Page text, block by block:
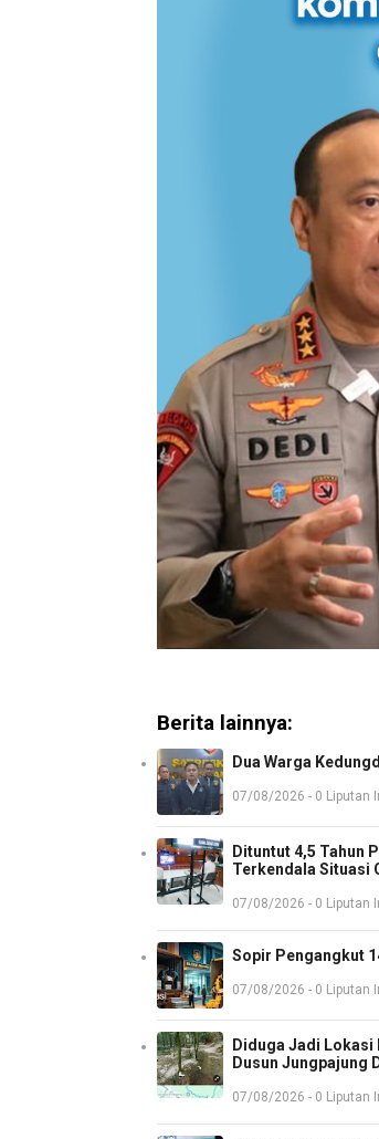
Berita lainnya:
Dua Warga
07/08/2026 - 0 Liputan
Dituntut 4,5 Tahun
Terkendala Situasi
07/08/2026 - 0 Liputan
Sopir Pengangkut
07/08/2026 - 0 Liputan
Diduga Jadi Lokasi
Dusun Jungpajung
07/08/2026 - 0 Liputan